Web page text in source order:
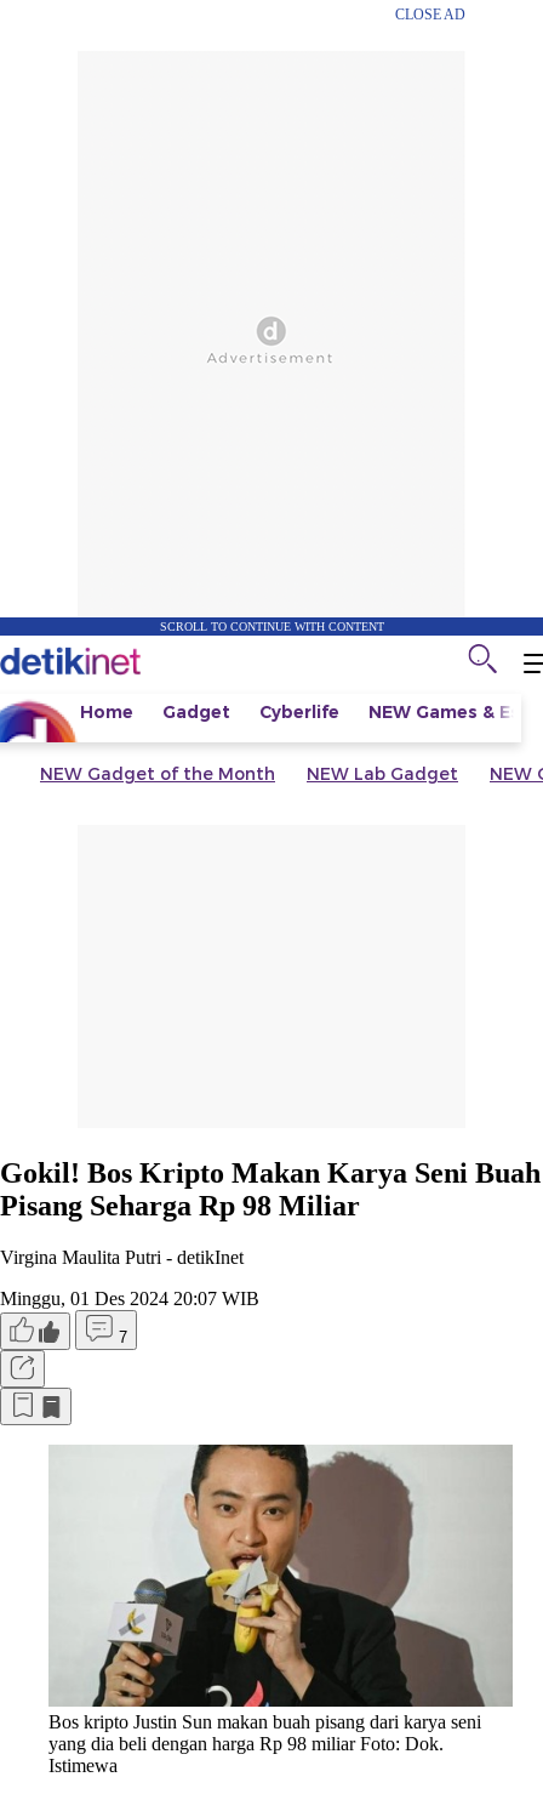
CLOSE AD
SCROLL TO CONTINUE WITH CONTENT
Home Gadget Cyberlife NEW Games &
NEW Gadget of the Month NEW Lab Gadget NEW
Gokil! Bos Kripto Makan Karya Seni Buah
Pisang Seharga Rp 98 Miliar
Virgina Maulita Putri - detikInet
Minggu, 01 Des 2024 20:07 WIB
7
Bos kripto Justin Sun makan buah pisang dari karya seni
yang dia beli dengan harga Rp 98 miliar Foto: Dok.
Istimewa